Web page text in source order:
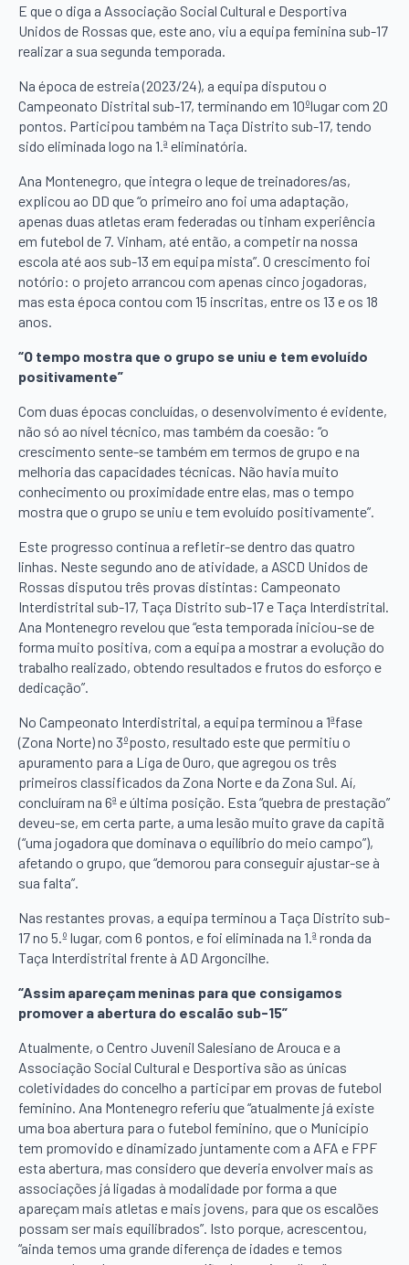
E que o diga a Associação Social Cultural e Desportiva
Unidos de Rossas que, este ano, viu a equipa feminina sub-17
realizar a sua segunda temporada.
Na época de estreia (2023/24), a equipa disputou o
Campeonato Distrital sub-17, terminando em 10ºlugar com 20
pontos. Participou também na Taça Distrito sub-17, tendo
sido eliminada logo na 1.ª eliminatória.
Ana Montenegro, que integra o leque de treinadores/as,
explicou ao DD que “o primeiro ano foi uma adaptação,
apenas duas atletas eram federadas ou tinham experiência
em futebol de 7. Vinham, até então, a competir na nossa
escola até aos sub-13 em equipa mista”. O crescimento foi
notório: o projeto arrancou com apenas cinco jogadoras,
mas esta época contou com 15 inscritas, entre os 13 e os 18
anos.
“O tempo mostra que o grupo se uniu e tem evoluído
positivamente”
Com duas épocas concluídas, o desenvolvimento é evidente,
não só ao nível técnico, mas também da coesão: “o
crescimento sente-se também em termos de grupo e na
melhoria das capacidades técnicas. Não havia muito
conhecimento ou proximidade entre elas, mas o tempo
mostra que o grupo se uniu e tem evoluído positivamente”.
Este progresso continua a refletir-se dentro das quatro
linhas. Neste segundo ano de atividade, a ASCD Unidos de
Rossas disputou três provas distintas: Campeonato
Interdistrital sub-17, Taça Distrito sub-17 e Taça Interdistrital.
Ana Montenegro revelou que “esta temporada iniciou-se de
forma muito positiva, com a equipa a mostrar a evolução do
trabalho realizado, obtendo resultados e frutos do esforço e
dedicação”.
No Campeonato Interdistrital, a equipa terminou a 1ªfase
(Zona Norte) no 3ºposto, resultado este que permitiu o
apuramento para a Liga de Ouro, que agregou os três
primeiros classificados da Zona Norte e da Zona Sul. Aí,
concluíram na 6ª e última posição. Esta “quebra de prestação”
deveu-se, em certa parte, a uma lesão muito grave da capitã
(“uma jogadora que dominava o equilíbrio do meio campo”),
afetando o grupo, que “demorou para conseguir ajustar-se à
sua falta”.
Nas restantes provas, a equipa terminou a Taça Distrito sub-
17 no 5.º lugar, com 6 pontos, e foi eliminada na 1.ª ronda da
Taça Interdistrital frente à AD Argoncilhe.
“Assim apareçam meninas para que consigamos
promover a abertura do escalão sub-15”
Atualmente, o Centro Juvenil Salesiano de Arouca e a
Associação Social Cultural e Desportiva são as únicas
coletividades do concelho a participar em provas de futebol
feminino. Ana Montenegro referiu que “atualmente já existe
uma boa abertura para o futebol feminino, que o Município
tem promovido e dinamizado juntamente com a AFA e FPF
esta abertura, mas considero que deveria envolver mais as
associações já ligadas à modalidade por forma a que
apareçam mais atletas e mais jovens, para que os escalões
possam ser mais equilibrados”. Isto porque, acrescentou,
“ainda temos uma grande diferença de idades e temos